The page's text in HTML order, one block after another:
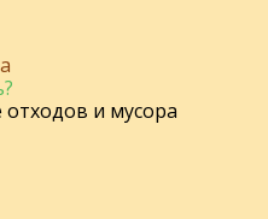
отходов и мусора